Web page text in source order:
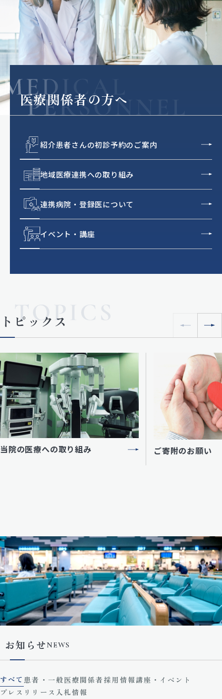
医療関係者の方へ
紹介患者さんの初診予約のご案内
地域医療連携への取り組み
連携病院・登録医について
イベント・講座
トピックス
当院の医療への取り組み ご寄附のお願い
お知らせ NEWS
すべて 患者・一般医療関係者 採用情報 講座・イベント
プレスリリース 入札情報